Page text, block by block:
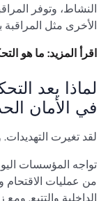
النشاط، وتوفر
الأخرى مثل المراقبة
اقرأ المزيد: ما هو
لماذا يعد
في الأمان
لقد تغيرت
تواجه المؤسسات
من عمليات الاقتحام
الداخلية والتتبع. ومع